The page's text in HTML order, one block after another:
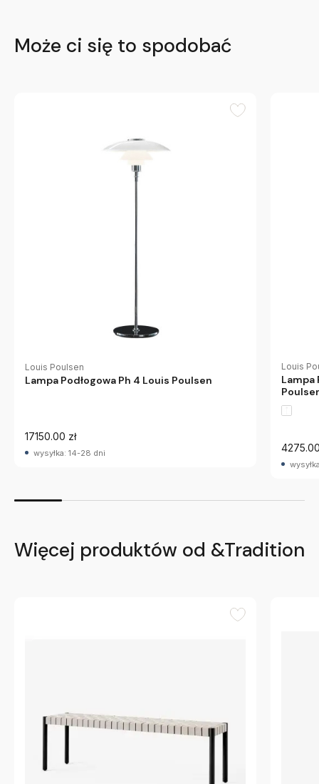
Może ci się to spodobać
Louis Poulsen
Lampa Podłogowa Ph 4 Louis Poulsen
17150.00 zł
wysyłka: 14-28 dni
Louis
Lampa
Więcej produktów od &Tradition